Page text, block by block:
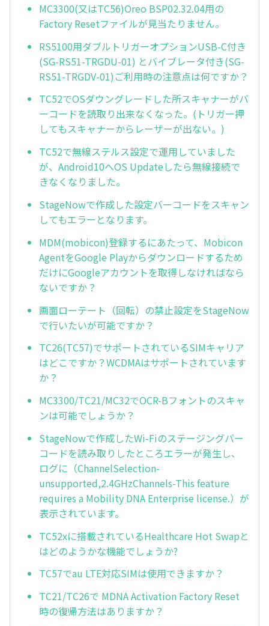
MC3300(又はTC56)Oreo BSP02.32.04用の
Factory Resetファイルが見当たりません。
RS5100用ダブルトリガーオプションUSB-C付き
(SG-RS51-TRGDU-01) とバイブレータ付き(SG-
RS51-TRGDV-01)ご利用時の注意点は何ですか？
TC52でOSダウングレードした所スキャナーがバ
ーコードを読取り出来なくなった。(トリガー押
してもスキャナーからレーザーが出ない。)
TC52で無線ステルス設定で運用していました
が、Android10へOS Updateしたら無線接続で
きなくなりました。
StageNowで作成した設定バーコードをスキャン
してもエラーとなります。
MDM(mobicon)登録するにあたって、Mobicon
AgentをGoogle Playからダウンロードするため
だけにGoogleアカウントを取得しなければなら
ないですか？
画面ローテート（回転）の禁止設定をStageNow
で行いたいが可能ですか？
TC26(TC57)でサポートされているSIMキャリア
はどこですか？WCDMAはサポートされています
か？
MC3300/TC21/MC32でOCR-Bフォントのスキャ
ンは可能でしょうか？
StageNowで作成したWi-Fiのステージングバー
コードを読み取りしたところエラーが発生し、
ログに（ChannelSelection-
unsupported,2.4GHzChannels-This feature
requires a Mobility DNA Enterprise license.）が
表示されています。
TC52xに搭載されているHealthcare Hot Swapと
はどのようかな機能でしょうか?
TC57でau LTE対応SIMは使用できますか？
TC21/TC26で MDNA Activation Factory Reset
時の復帰方法はありますか？